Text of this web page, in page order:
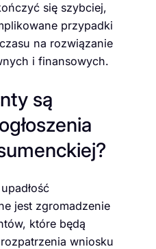
się szybciej,
przypadki
na rozwiązanie
i finansowych.
są
jest zgromadzenie
które będą
wniosku